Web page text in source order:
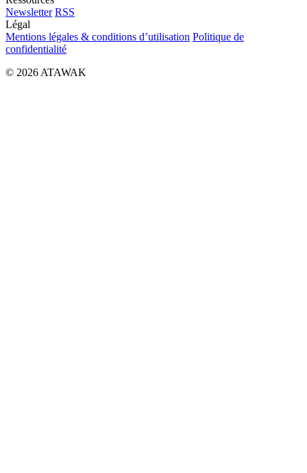
Newsletter RSS
Légal
Mentions légales & conditions d’utilisation Politique de
confidentialité
© 2026 ATAWAK